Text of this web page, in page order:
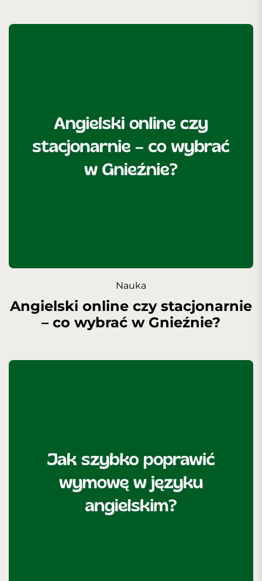
Nauka
Angielski online czy stacjonarnie
– co wybrać w Gnieźnie?